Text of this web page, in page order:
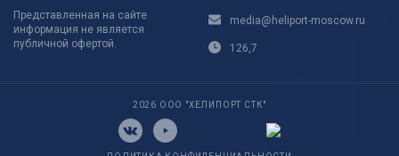
Представленная на сайте
информация не является
публичной офертой.
media@heliport-moscow.ru
126,7
2026 ООО "ХЕЛИПОРТ СТК"